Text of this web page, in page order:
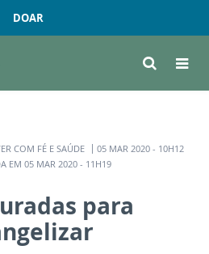
DOAR
COM FÉ E SAÚDE
05 MAR 2020 - 10H12
EM 05 MAR 2020 - 11H19
para